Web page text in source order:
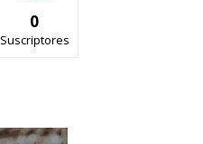
0
Suscriptores